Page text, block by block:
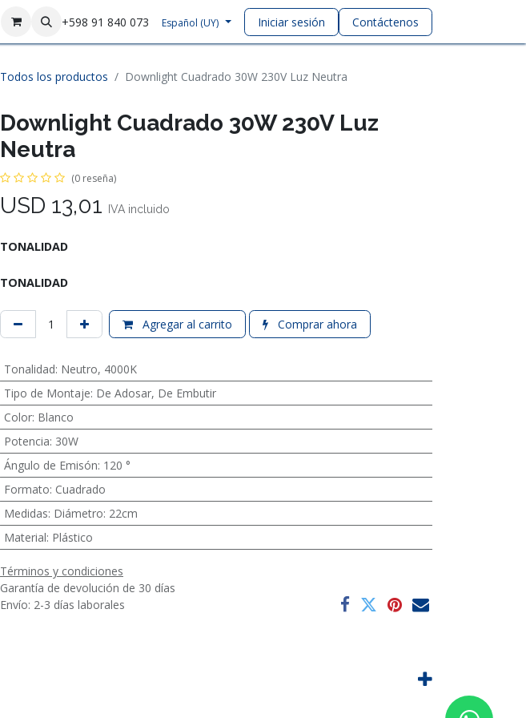
+598 91 840 073 Español (UY) Iniciar sesión Contáctenos
Todos los productos Downlight Cuadrado 30W 230V Luz Neutra
Downlight Cuadrado 30W 230V Luz
Neutra
(0 reseña)
USD 13,01 IVA incluido
TONALIDAD
TONALIDAD
Agregar al carrito Comprar ahora
Tonalidad: Neutro, 4000K
Tipo de Montaje: De Adosar, De Embutir
Color: Blanco
Potencia: 30W
Ángulo de Emisón: 120 °
Formato: Cuadrado
Medidas: Diámetro: 22cm
Material: Plástico
Términos y condiciones
Garantía de devolución de 30 días
Envío: 2-3 días laborales